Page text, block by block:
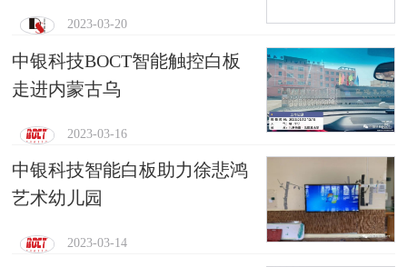
2023-03-20
中银科技BOCT智能触控白板
走进内蒙古乌
2023-03-16
中银科技智能白板助力徐悲鸿
艺术幼儿园
2023-03-14